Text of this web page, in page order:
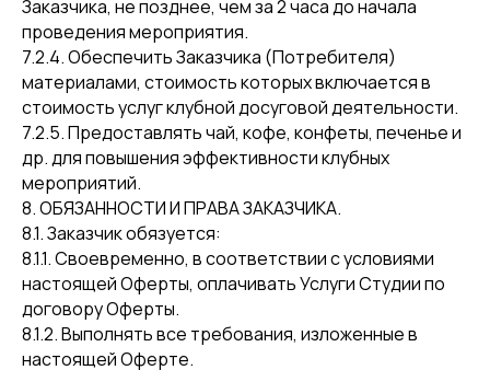
Заказчика, не позднее, чем за 2 часа до начала
проведения мероприятия.
7.2.4. Обеспечить Заказчика (Потребителя)
материалами, стоимость которых включается в
стоимость услуг клубной досуговой деятельности.
7.2.5. Предоставлять чай, кофе, конфеты, печенье и
др. для повышения эффективности клубных
мероприятий.
8. ОБЯЗАННОСТИ И ПРАВА ЗАКАЗЧИКА.
8.1. Заказчик обязуется:
8.1.1. Своевременно, в соответствии с условиями
настоящей Оферты, оплачивать Услуги Студии по
договору Оферты.
8.1.2. Выполнять все требования, изложенные в
настоящей Оферте.